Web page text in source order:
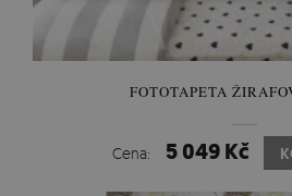
FOTOTAPETA
Cena: 5 049 Kč